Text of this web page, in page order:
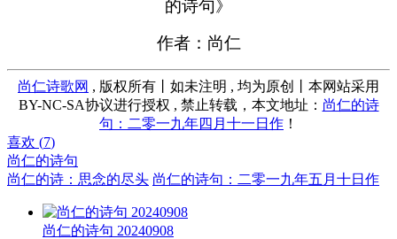
的诗句》
作者：尚仁
尚仁诗歌网 , 版权所有丨如未注明 , 均为原创丨本网站采用
BY-NC-SA协议进行授权 , 禁止转载，本文地址： 尚仁的诗
句：二零一九年四月十一日作 ！
喜欢 (7)
尚仁的诗句
尚仁的诗：思念的尽头 尚仁的诗句：二零一九年五月十日作
尚仁的诗句 20240908